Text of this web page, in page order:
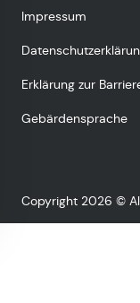
Impressum
Erklärung zur
Gebärdensprache
Copyright 2026 ©